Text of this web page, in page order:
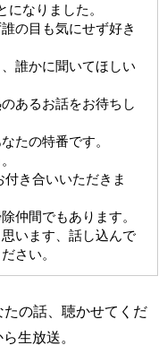
なりました。
の目も気にせず好き
誰かに聞いてほしい
あるお話をお待ちし
たの特番です。
き合いいただきま
仲間でもあります。
います、話し込んで
さい。
の話、聴かせてくだ
生放送。